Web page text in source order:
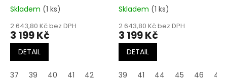
Skladem (1 ks)
2 643,80 Kč bez DPH
3 199 Kč
DETAIL
37 39 40 41 42
Skladem (1 ks)
2 643,80 Kč bez DPH
3 199 Kč
DETAIL
39 41 44 45 46 47